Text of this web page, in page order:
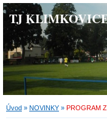
TJ
Úvod » NOVINKY » PROGRAM